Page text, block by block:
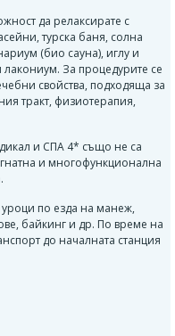
да релаксирате с
турска баня, солна
(био сауна), иглу и
За процедурите се
свойства, подходяща за
тракт, физиотерапия,
и СПА 4* също не са
и многофункционална
по езда на манеж,
байкинг и др. По време на
до началната станция